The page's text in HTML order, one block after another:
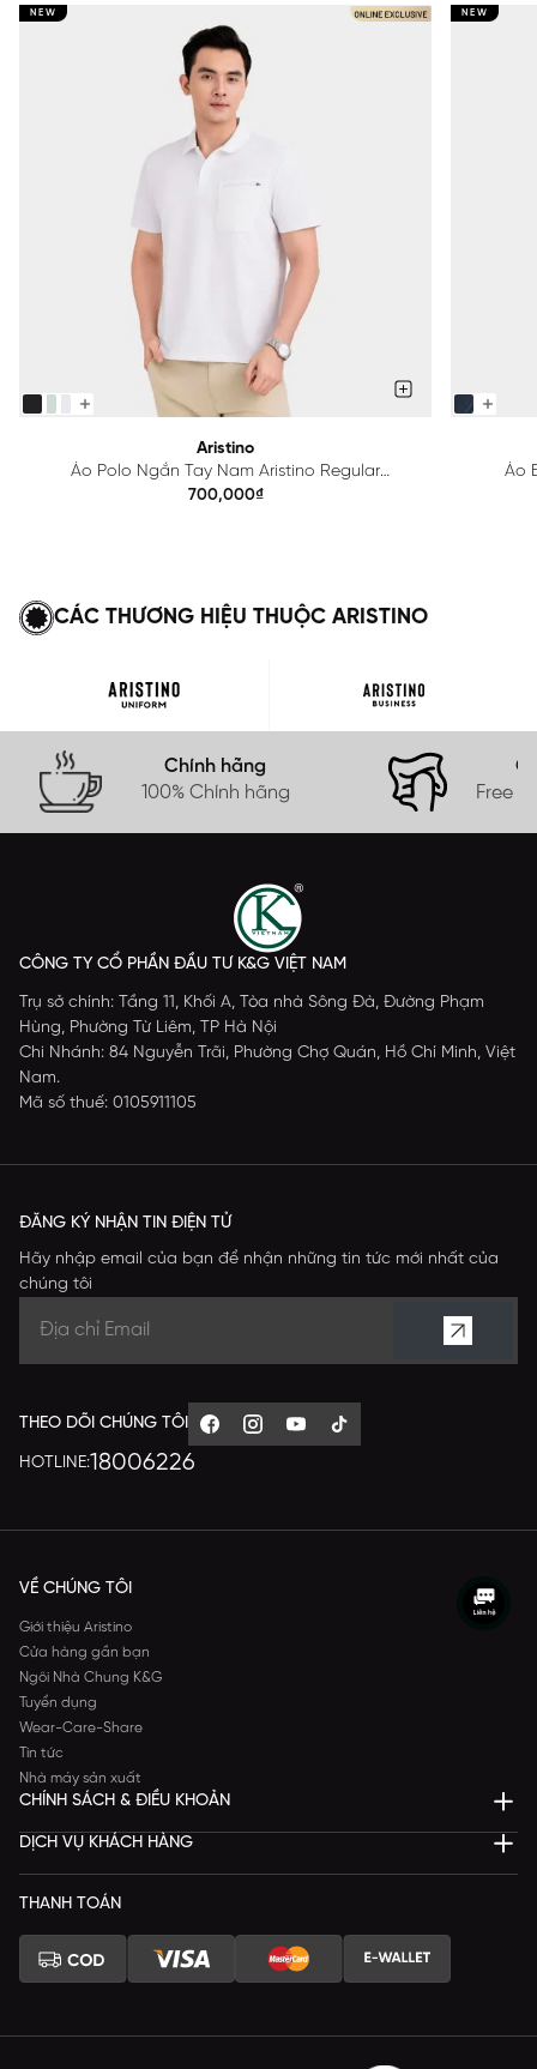
NEW
Aristino
Áo Polo Ngắn Tay Nam Aristino Regular
APS615EDP01
700,000₫
NEW
Áo
CÁC THƯƠNG HIỆU THUỘC ARISTINO
Chính hãng
100% Chính hãng
Free
CÔNG TY CỔ PHẦN ĐẦU TƯ K&G VIỆT NAM
Trụ sở chính: Tầng 11, Khối A, Tòa nhà Sông Đà, Đường Phạm
Hùng, Phường Từ Liêm, TP Hà Nội
Chi Nhánh: 84 Nguyễn Trãi, Phường Chợ Quán, Hồ Chí Minh, Việt
Nam.
Mã số thuế: 0105911105
ĐĂNG KÝ NHẬN TIN ĐIỆN TỬ
Hãy nhập email của bạn để nhận những tin tức mới nhất của
chúng tôi
THEO DÕI CHÚNG TÔI
HOTLINE:18006226
VỀ CHÚNG TÔI
Giới thiệu Aristino
Cửa hàng gần bạn
Ngôi Nhà Chung K&G
Tuyển dụng
Wear-Care-Share
Tin tức
Nhà máy sản xuất
CHÍNH SÁCH & ĐIỀU KHOẢN
DỊCH VỤ KHÁCH HÀNG
THANH TOÁN